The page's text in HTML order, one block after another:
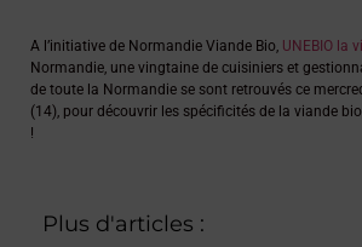
A l’initiative de Normandie Viande Bio, UNEBIO la
Normandie, une vingtaine de cuisiniers et
de toute la Normandie se sont retrouvés ce
(14), pour découvrir les spécificités de la viande
!
Plus d'articles :